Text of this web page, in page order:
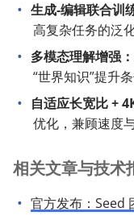
生成-编辑联合训
高复杂任务的泛
多模态理解增强：
“世界知识”提升
自适应长宽比 +
优化，兼顾速度
相关文章与技术
官方发布：Seed